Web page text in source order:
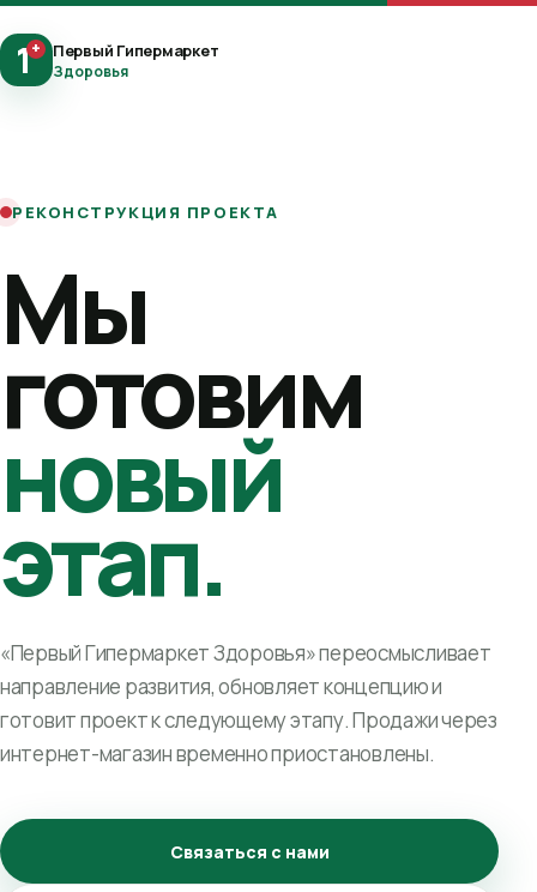
1+ Первый Гипермаркет
Здоровья
РЕКОНСТРУКЦИЯ ПРОЕКТА
Мы
готовим
новый
этап.
«Первый Гипермаркет Здоровья» переосмысливает
направление развития, обновляет концепцию и
готовит проект к следующему этапу. Продажи через
интернет-магазин временно приостановлены.
Связаться с нами